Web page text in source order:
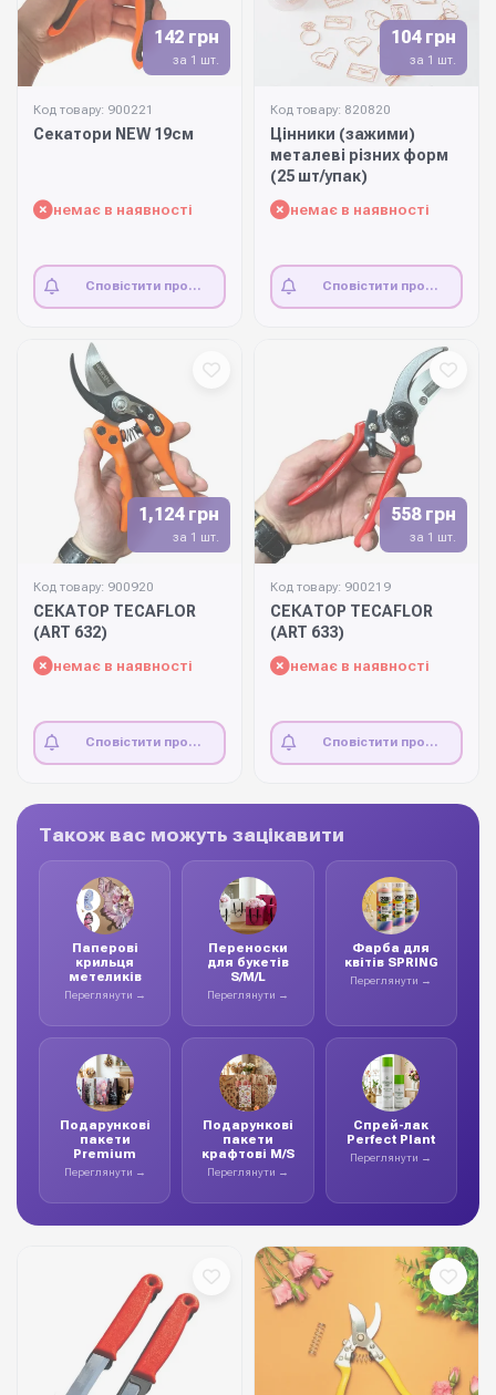
142 грн
за 1 шт.
Код товару: 900221
Секатори NEW 19см
немає в наявності
Сповістити про
104 грн
за 1 шт.
Код товару: 820820
Цінники (зажими)
металеві різних форм
(25 шт/упак)
немає в наявності
Сповістити про
1,124 грн
за 1 шт.
Код товару: 900920
СЕКАТОР TECAFLOR
(ART 632)
немає в наявності
Сповістити про
558 грн
за 1 шт.
Код товару: 900219
СЕКАТОР TECAFLOR
(ART 633)
немає в наявності
Сповістити про
Також вас можуть зацікавити
Паперові
крильця
метеликів
Переглянути →
Переноски
для букетів
S/M/L
Переглянути →
Фарба для
квітів SPRING
Переглянути →
Подарункові
пакети
Premium
Переглянути →
Подарункові
пакети
крафтові M/S
Переглянути →
Спрей-лак
Perfect Plant
Переглянути →